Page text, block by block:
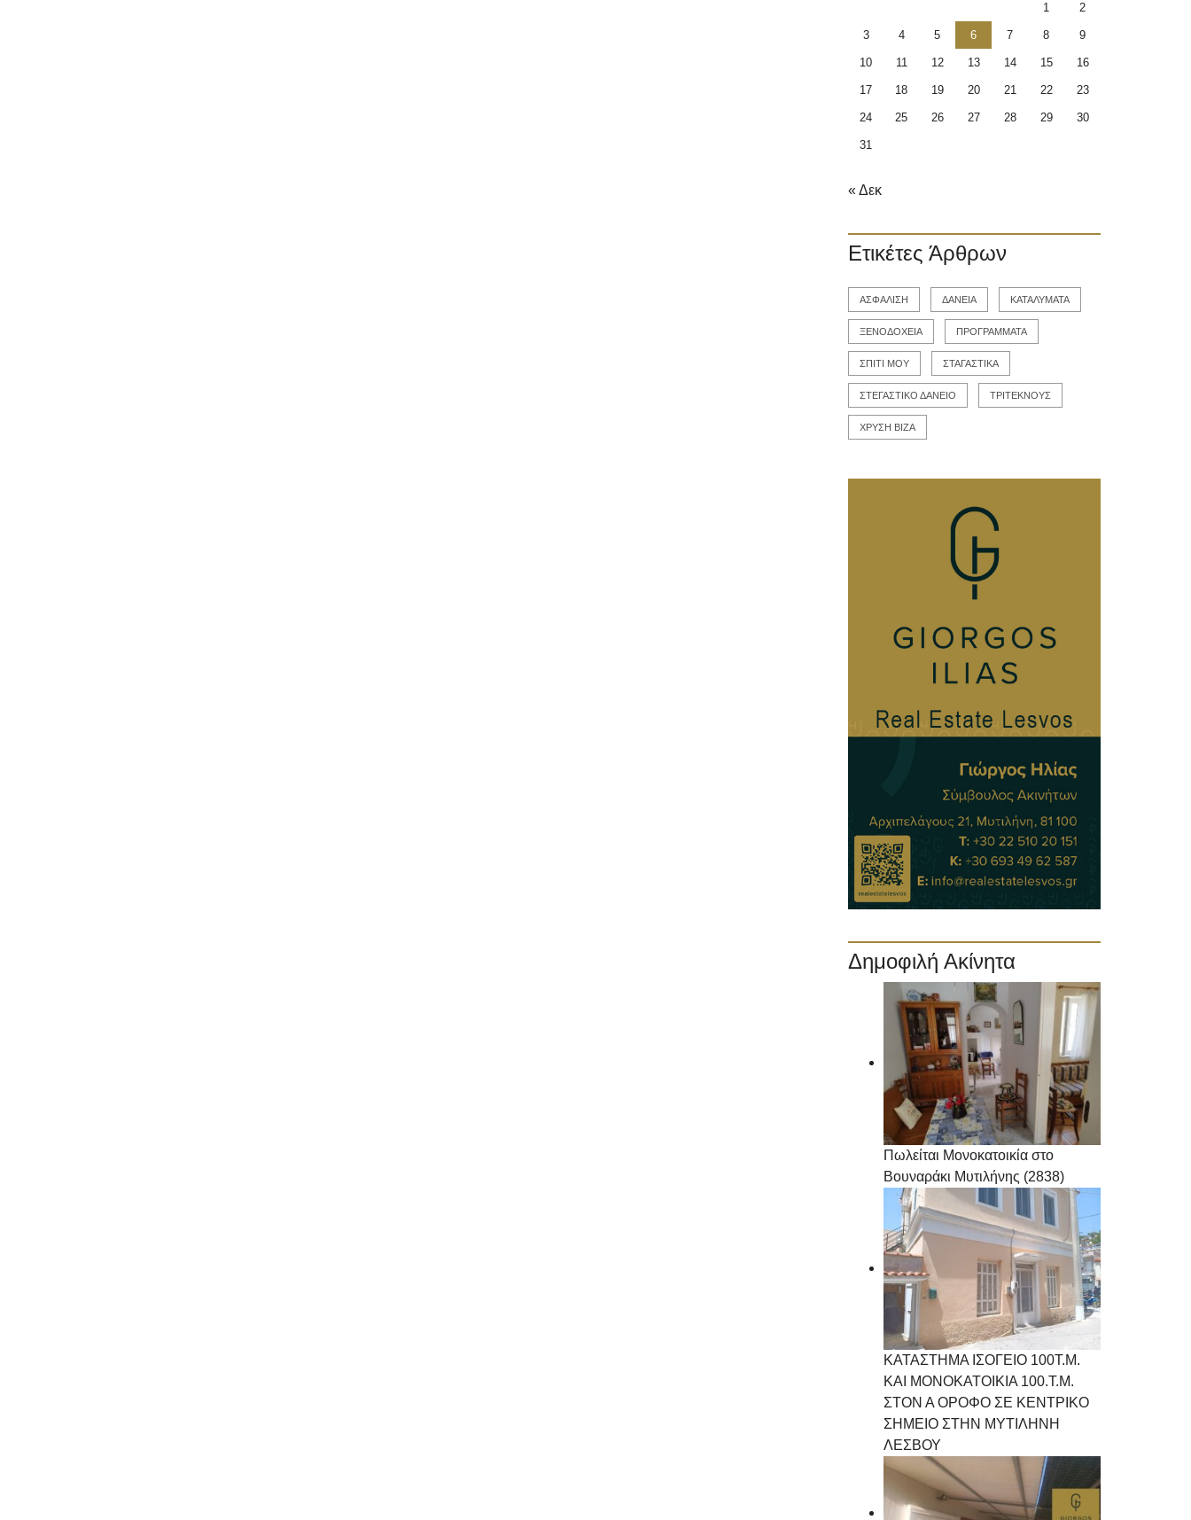
1 2
3 4 5 6 7 8 9
10 11 12 13 14 15 16
17 18 19 20 21 22 23
24 25 26 27 28 29 30
31
« Δεκ
Ετικέτες Άρθρων
ΑΣΦΑΛΙΣΗ ΔΑΝΕΙΑ ΚΑΤΑΛΥΜΑΤΑ
ΞΕΝΟΔΟΧΕΙΑ ΠΡΟΓΡΑΜΜΑΤΑ
ΣΠΙΤΙ ΜΟΥ ΣΤΑΓΑΣΤΙΚΑ
ΣΤΕΓΑΣΤΙΚΟ ΔΑΝΕΙΟ ΤΡΙΤΕΚΝΟΥΣ
ΧΡΥΣΗ ΒΙΖΑ
Δημοφιλή Ακίνητα
Πωλείται Μονοκατοικία στο
Βουναράκι Μυτιλήνης (2838)
ΚΑΤΑΣΤΗΜΑ ΙΣΟΓΕΙΟ 100Τ.Μ.
ΚΑΙ ΜΟΝΟΚΑΤΟΙΚΙΑ 100.Τ.Μ.
ΣΤΟΝ Α ΟΡΟΦΟ ΣΕ ΚΕΝΤΡΙΚΟ
ΣΗΜΕΙΟ ΣΤΗΝ ΜΥΤΙΛΗΝΗ
ΛΕΣΒΟΥ